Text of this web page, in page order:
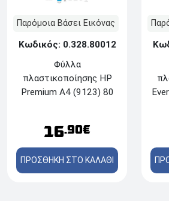
Παρόμοια Βάσει Εικόνας
Κωδικός: 0.328.80012
Φύλλα
πλαστικοποίησης HP
Premium A4 (9123) 80
16.90€
ΠΡΟΣΘΗΚΗ ΣΤΟ ΚΑΛΑΘΙ